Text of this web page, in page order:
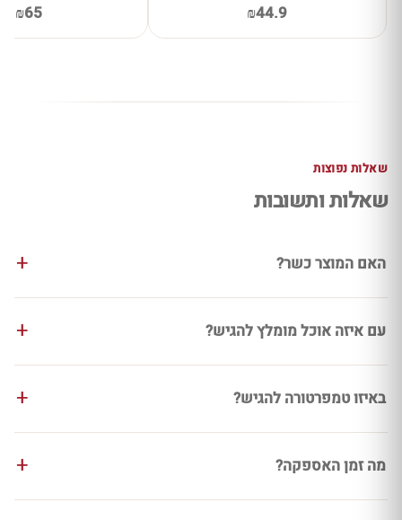
₪44.9
₪65
שאלות נפוצות
שאלות ותשובות
האם המוצר כשר?
עם איזה אוכל מומלץ להגיש?
באיזו טמפרטורה להגיש?
מה זמן האספקה?